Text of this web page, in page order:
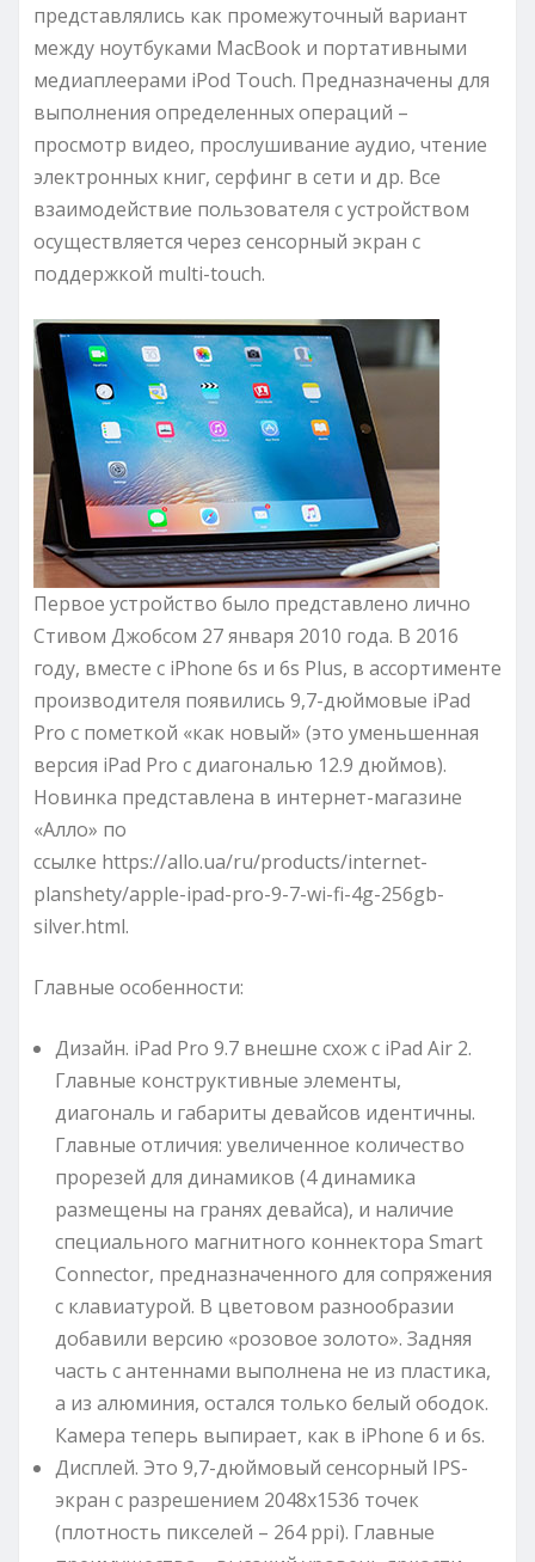
представлялись как промежуточный вариант
между ноутбуками MacBook и портативными
медиаплеерами iPod Touch. Предназначены для
выполнения определенных операций –
просмотр видео, прослушивание аудио, чтение
электронных книг, серфинг в сети и др. Все
взаимодействие пользователя с устройством
осуществляется через сенсорный экран с
поддержкой multi-touch.
Первое устройство было представлено лично
Стивом Джобсом 27 января 2010 года. В 2016
году, вместе с iPhone 6s и 6s Plus, в ассортименте
производителя появились 9,7-дюймовые iPad
Pro с пометкой «как новый» (это уменьшенная
версия iPad Pro с диагональю 12.9 дюймов).
Новинка представлена в интернет-магазине
«Алло» по
ссылке https://allo.ua/ru/products/internet-
planshety/apple-ipad-pro-9-7-wi-fi-4g-256gb-
silver.html.
Главные особенности:
Дизайн. iPad Pro 9.7 внешне схож с iPad Air 2.
Главные конструктивные элементы,
диагональ и габариты девайсов идентичны.
Главные отличия: увеличенное количество
прорезей для динамиков (4 динамика
размещены на гранях девайса), и наличие
специального магнитного коннектора Smart
Connector, предназначенного для сопряжения
с клавиатурой. В цветовом разнообразии
добавили версию «розовое золото». Задняя
часть с антеннами выполнена не из пластика,
а из алюминия, остался только белый ободок.
Камера теперь выпирает, как в iPhone 6 и 6s.
Дисплей. Это 9,7-дюймовый сенсорный IPS-
экран с разрешением 2048х1536 точек
(плотность пикселей – 264 ppi). Главные